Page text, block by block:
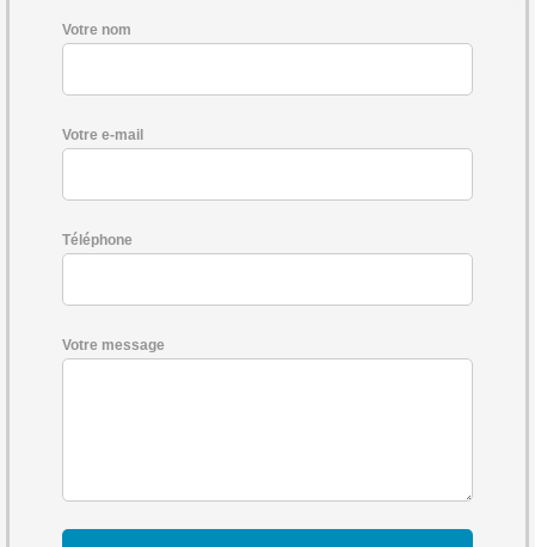
Votre nom
Votre e-mail
Téléphone
Votre message